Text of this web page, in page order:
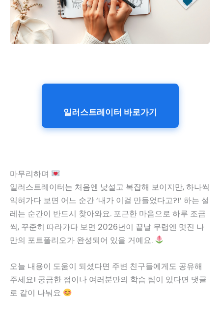
일러스트레이터 바로가기
마무리하며
일러스트레이터는 처음엔 낯설고 복잡해 보이지만, 하나씩
익혀가다 보면 어느 순간 ‘내가 이걸 만들었다고?!’ 하는 설
레는 순간이 반드시 찾아와요. 포근한 마음으로 하루 조금
씩, 꾸준히 따라가다 보면 2026년이 끝날 무렵엔 멋진 나
만의 포트폴리오가 완성되어 있을 거예요.
오늘 내용이 도움이 되셨다면 주변 친구들에게도 공유해
주세요! 궁금한 점이나 여러분만의 학습 팁이 있다면 댓글
로 같이 나눠요